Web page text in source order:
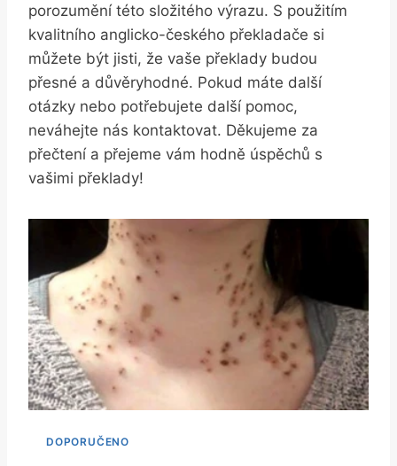
porozumění této složitého výrazu. S použitím
kvalitního anglicko-českého překladače si
můžete být jisti, že vaše překlady budou
přesné a důvěryhodné. Pokud máte další
otázky nebo potřebujete další pomoc,
neváhejte nás kontaktovat. Děkujeme za
přečtení a přejeme vám hodně úspěchů s
vašimi překlady!